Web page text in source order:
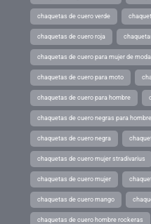
chaquetas de cuero verde
chaquetas de cuero roja
chaquetas de cuero para mujer de moda
chaquetas de cuero para moto
chaquetas de cuero para hombre
chaquetas de cuero negras para hombre
chaquetas de cuero negra
chaquetas de cuero mujer stradivarius
chaquetas de cuero mujer
chaquetas de cuero mango
chaquetas de cuero hombre rockeras